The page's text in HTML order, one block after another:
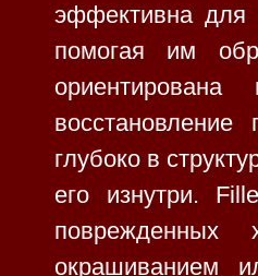
эффективна для
помогая им
глубоко в
его изнутри.
поврежденных
окрашиванием